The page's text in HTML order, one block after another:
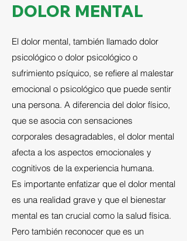
DOLOR MENTAL
El dolor mental, también llamado dolor
psicológico o dolor psicológico o
sufrimiento psíquico, se refiere al malestar
emocional o psicológico que puede sentir
una persona. A diferencia del dolor físico,
que se asocia con sensaciones
corporales desagradables, el dolor mental
afecta a los aspectos emocionales y
cognitivos de la experiencia humana.
​Es importante enfatizar que el dolor mental
es una realidad grave y que el bienestar
mental es tan crucial como la salud física.
Pero también reconocer que es un